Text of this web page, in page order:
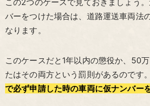
この2つのケースで見ておきましょう
バーをつけた場合は、道路運送車両法
なります。
このケースだと1年以内の懲役か、50
たはその両方という罰則があるのです。
で必ず申請した時の車両に仮ナンバー